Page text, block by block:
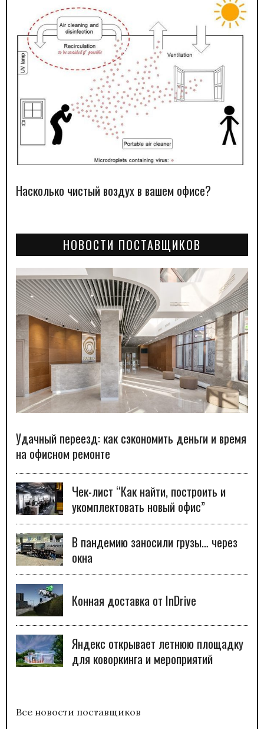
Насколько чистый воздух в вашем офисе?
НОВОСТИ ПОСТАВЩИКОВ
Удачный переезд: как сэкономить деньги и время
на офисном ремонте
Чек-лист “Как найти, построить и
укомплектовать новый офис”
В пандемию заносили грузы… через
окна
Конная доставка от InDrive
Яндекс открывает летнюю площадку
для коворкинга и мероприятий
Все новости поставщиков